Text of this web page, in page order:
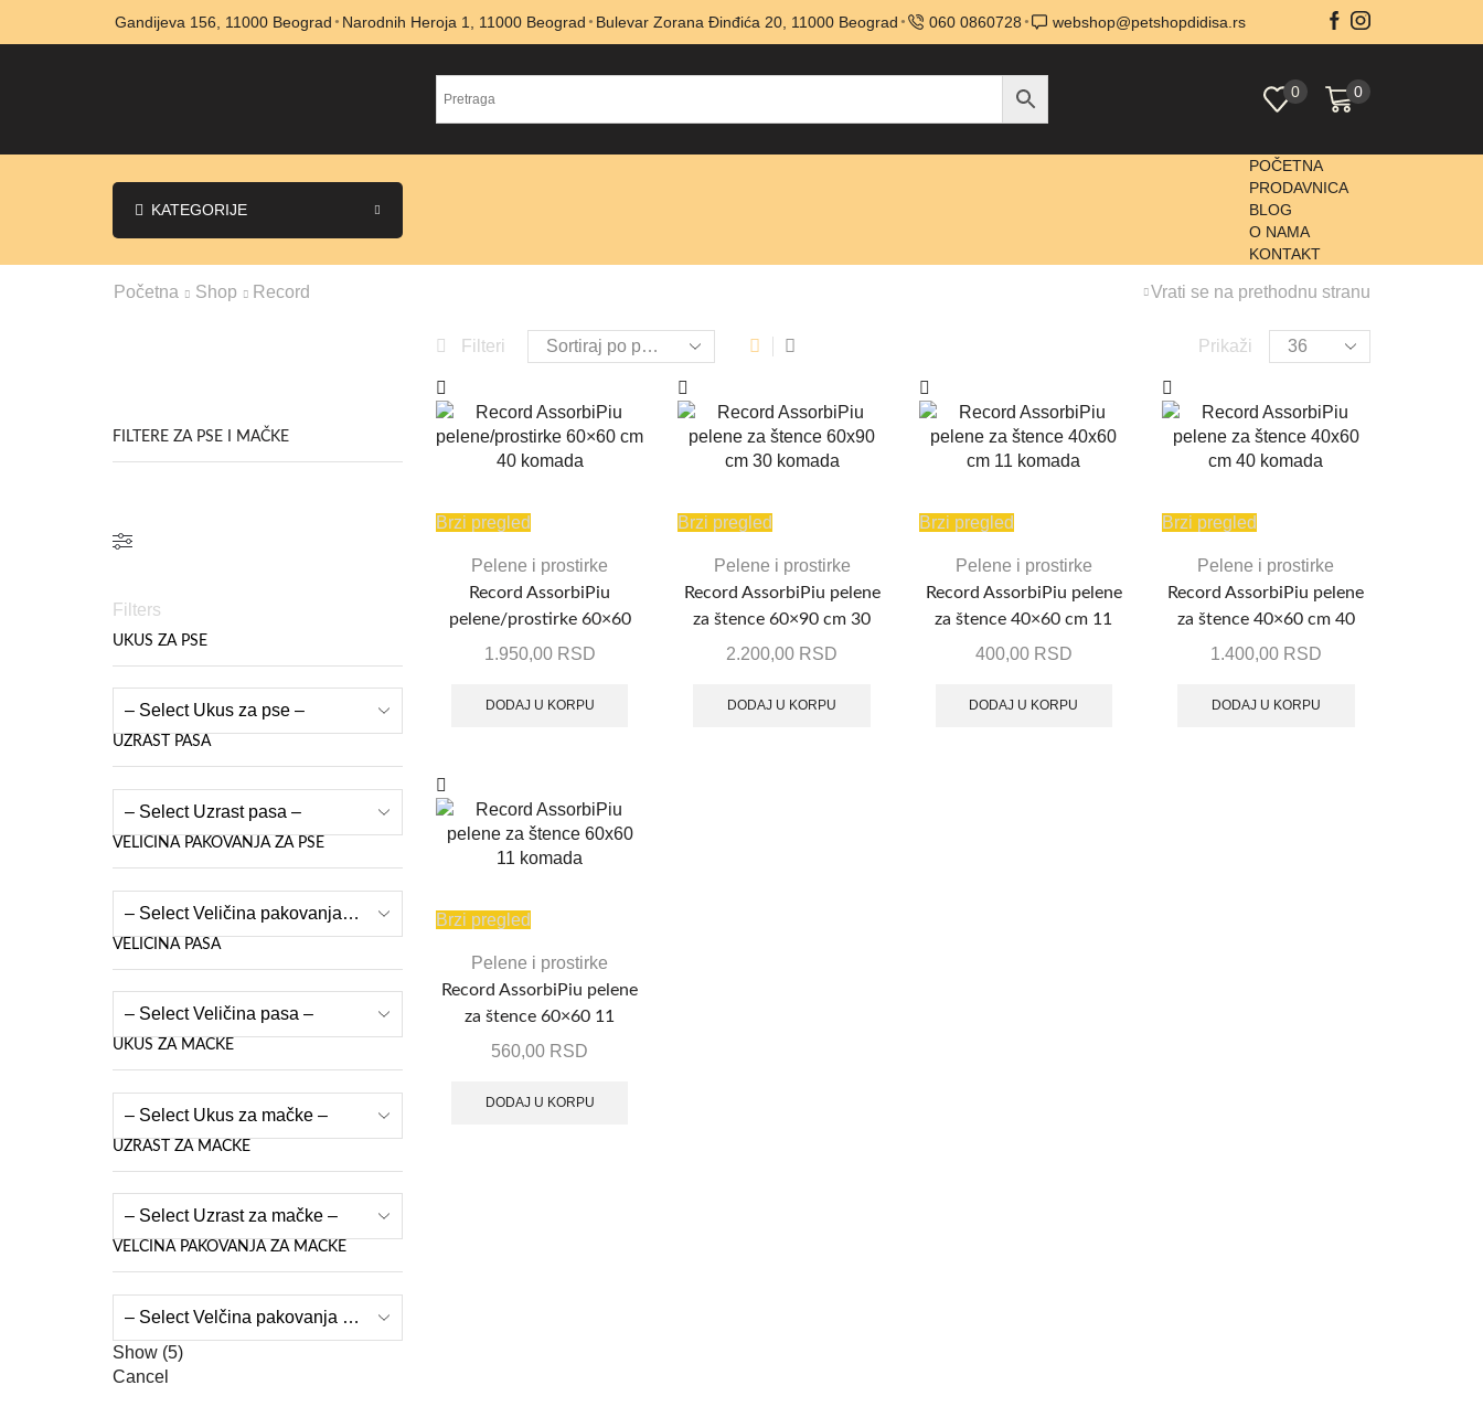
Gandijeva 156, 11000 Beograd Narodnih Heroja 1, 11000 Beograd Bulevar Zorana Đinđića 20, 11000 Beograd 060 0860728 webshop@petshopdidisa.rs
0 0
KATEGORIJE
POČETNA
PRODAVNICA
BLOG
O NAMA
KONTAKT
Početna Shop Record Vrati se na prethodnu stranu
Filteri Prikaži
Brzi pregled
Pelene i prostirke
Record AssorbiPiu
pelene/prostirke 60×60
cm 40 komada
1.950,00 RSD
DODAJ U KORPU
Brzi pregled
Pelene i prostirke
Record AssorbiPiu pelene
za štence 60×90 cm 30
komada
2.200,00 RSD
DODAJ U KORPU
Brzi pregled
Pelene i prostirke
Record AssorbiPiu pelene
za štence 40×60 cm 11
komada
400,00 RSD
DODAJ U KORPU
Brzi pregled
Pelene i prostirke
Record AssorbiPiu pelene
za štence 40×60 cm 40
komada
1.400,00 RSD
DODAJ U KORPU
Brzi pregled
Pelene i prostirke
Record AssorbiPiu pelene
za štence 60×60 11
komada
560,00 RSD
DODAJ U KORPU
FILTERE ZA PSE I MAČKE
Filters
UKUS ZA PSE
UZRAST PASA
VELIČINA PAKOVANJA ZA PSE
VELIČINA PASA
UKUS ZA MAČKE
UZRAST ZA MAČKE
VELČINA PAKOVANJA ZA MAČKE
Show (5)
Cancel